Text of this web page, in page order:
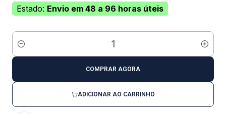
Estado: Envio em 48 a 96 horas úteis
Quantidade
ADICIONAR AO CARRINHO
COMPRAR AGORA